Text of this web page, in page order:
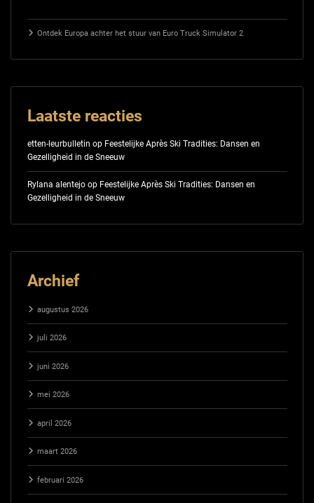
Ontdek Europa achter het stuur van Euro Truck Simulator 2
Laatste reacties
etten-leurbulletin op Feestelijke Après Ski Tradities: Dansen en
Gezelligheid in de Sneeuw
Rylana alentejoop Feestelijke Après Ski Tradities: Dansen en
Gezelligheid in de Sneeuw
Archief
augustus 2026
juli 2026
juni 2026
mei 2026
april 2026
maart 2026
februari 2026